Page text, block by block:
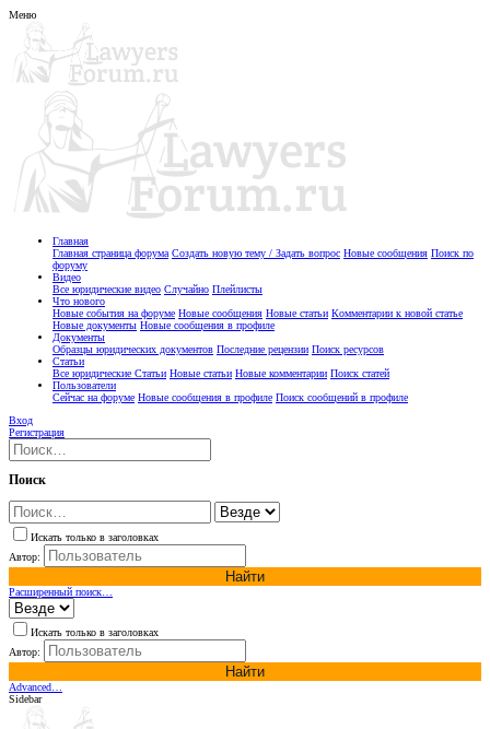
Меню
Главная
Главная страница форума Создать новую тему / Задать вопрос Новые сообщения Поиск по
форуму
Видео
Все юридические видео Случайно Плейлисты
Что нового
Новые события на форуме Новые сообщения Новые статьи Комментарии к новой статье
Новые документы Новые сообщения в профиле
Документы
Образцы юридических документов Последние рецензии Поиск ресурсов
Статьи
Все юридические Статьи Новые статьи Новые комментарии Поиск статей
Пользователи
Сейчас на форуме Новые сообщения в профиле Поиск сообщений в профиле
Вход
Регистрация
Поиск
Искать только в заголовках
Автор:
Найти
Расширенный поиск…
Искать только в заголовках
Автор:
Найти
Advanced…
Sidebar